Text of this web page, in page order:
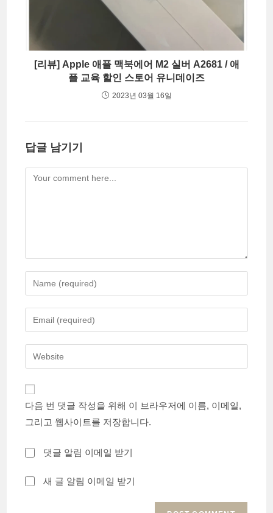
[리뷰] Apple 애플 맥북에어 M2 실버 A2681 / 애
플 교육 할인 스토어 유니데이즈
2023년 03월 16일
답글 남기기
Comment
Enter
your
name
comment
Enter
your
email
address
Enter
your
URL
(optional)
다음 번 댓글 작성을 위해 이 브라우저에 이름, 이메일,
그리고 웹사이트를 저장합니다.
댓글 알림 이메일 받기
새 글 알림 이메일 받기